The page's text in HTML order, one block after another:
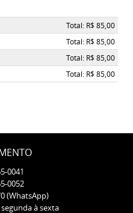
Total: R$ 85,00
Total: R$ 85,00
Total: R$ 85,00
Total: R$ 85,00
0041
0052
(WhatsApp)
à sexta